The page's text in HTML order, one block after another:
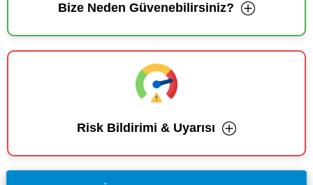
Bize Neden Güvenebilirsiniz?
Risk Bildirimi & Uyarısı